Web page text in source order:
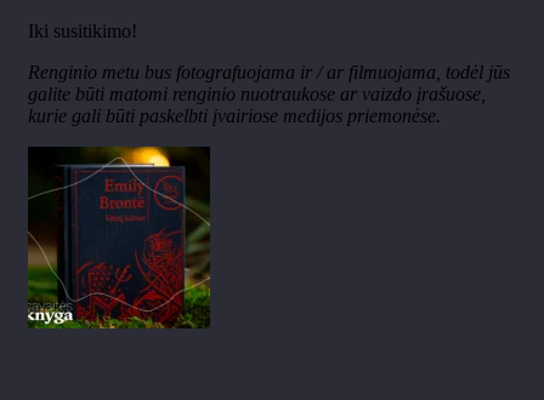
Iki susitikimo!
Renginio metu bus fotografuojama ir / ar filmuojama, todėl jūs
galite būti matomi renginio nuotraukose ar vaizdo įrašuose,
kurie gali būti paskelbti įvairiose medijos priemonėse.